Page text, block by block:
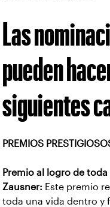
Las
pueden
siguientes
PREMIOS
Premio al logro de
Zausner: Este premio
toda una vida dentro y